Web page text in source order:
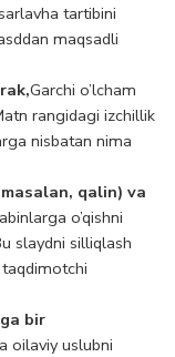
tartibini
maqsadli
Garchi o’lcham
rangidagi izchillik
nisbatan nima
qalin) va
o’qishni
slaydni silliqlash
bir
oilaviy uslubni